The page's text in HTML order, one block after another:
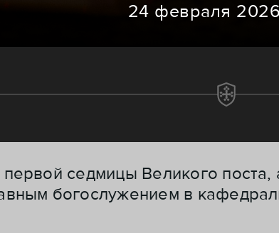
24 февраля
седмицы Великого
богослужением в